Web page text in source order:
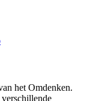
het Omdenken.